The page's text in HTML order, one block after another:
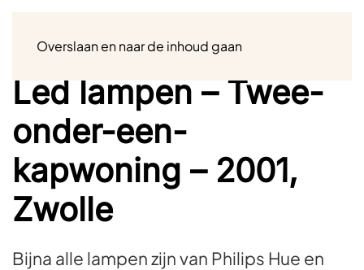
Overslaan en naar de inhoud gaan
Led lampen – Twee-
onder-een-
kapwoning – 2001,
Zwolle
Bijna alle lampen zijn van Philips Hue en